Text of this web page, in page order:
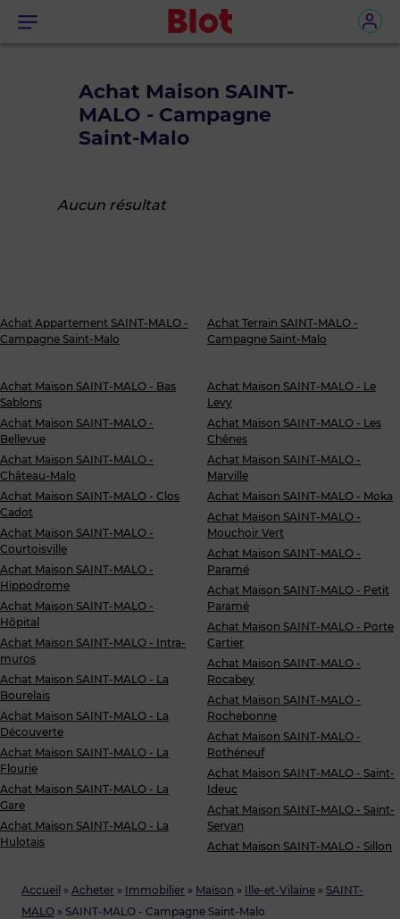
Menu
Accueil » Acheter » Immobilier » Maison » Ille-et-Vilaine » SAINT-
MALO » SAINT-MALO - Campagne Saint-Malo
Achat Maison SAINT-
MALO - Campagne
Saint-Malo
Aucun résultat
Achat Appartement SAINT-MALO -
Campagne Saint-Malo
Achat Terrain SAINT-MALO -
Campagne Saint-Malo
Achat Maison SAINT-MALO - Bas
Sablons
Achat Maison SAINT-MALO -
Bellevue
Achat Maison SAINT-MALO -
Château-Malo
Achat Maison SAINT-MALO - Clos
Cadot
Achat Maison SAINT-MALO -
Courtoisville
Achat Maison SAINT-MALO -
Hippodrome
Achat Maison SAINT-MALO -
Hôpital
Achat Maison SAINT-MALO - Intra-
muros
Achat Maison SAINT-MALO - La
Bourelais
Achat Maison SAINT-MALO - La
Découverte
Achat Maison SAINT-MALO - La
Flourie
Achat Maison SAINT-MALO - La
Gare
Achat Maison SAINT-MALO - La
Hulotais
Achat Maison SAINT-MALO - Le
Levy
Achat Maison SAINT-MALO - Les
Chênes
Achat Maison SAINT-MALO -
Marville
Achat Maison SAINT-MALO - Moka
Achat Maison SAINT-MALO -
Mouchoir Vert
Achat Maison SAINT-MALO -
Paramé
Achat Maison SAINT-MALO - Petit
Paramé
Achat Maison SAINT-MALO - Porte
Cartier
Achat Maison SAINT-MALO -
Rocabey
Achat Maison SAINT-MALO -
Rochebonne
Achat Maison SAINT-MALO -
Rothéneuf
Achat Maison SAINT-MALO - Saint-
Ideuc
Achat Maison SAINT-MALO - Saint-
Servan
Achat Maison SAINT-MALO - Sillon